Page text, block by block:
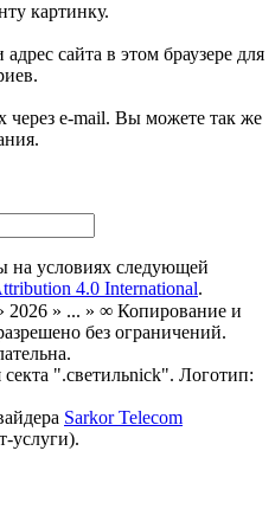
картинку.
сайта в этом браузере для
через e-mail. Вы можете так же
на условиях следующей
4.0 International.
2026 » ... » ∞ Копирование и
без ограничений.
секта ".светильnick". Логотип:
Sarkor Telecom
услуги).